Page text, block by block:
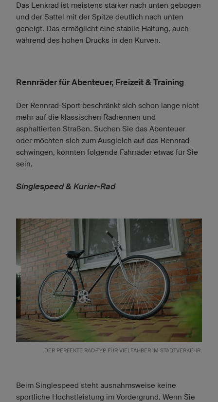
Das Lenkrad ist meistens stärker nach unten gebogen
und der Sattel mit der Spitze deutlich nach unten
geneigt. Das ermöglicht eine stabile Haltung, auch
während des hohen Drucks in den Kurven.
Rennräder für Abenteuer, Freizeit & Training
Der Rennrad-Sport beschränkt sich schon lange nicht
mehr auf die klassischen Radrennen und
asphaltierten Straßen. Suchen Sie das Abenteuer
oder möchten sich zum Ausgleich auf das Rennrad
schwingen, könnten folgende Fahrräder etwas für Sie
sein.
Singlespeed & Kurier-Rad
DER PERFEKTE RAD-TYP FÜR VIELFAHRER IM STADTVERKEHR.
Beim Singlespeed steht ausnahmsweise keine
sportliche Höchstleistung im Vordergrund. Wenn Sie